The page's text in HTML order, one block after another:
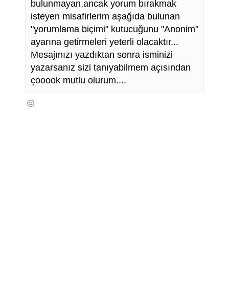
bulunmayan,ancak yorum bırakmak
isteyen misafirlerim aşağıda bulunan
"yorumlama biçimi" kutucuğunu "Anonim"
ayarına getirmeleri yeterli olacaktır...
Mesajınızı yazdıktan sonra isminizi
yazarsanız sizi tanıyabilmem açısından
çooook mutlu olurum....